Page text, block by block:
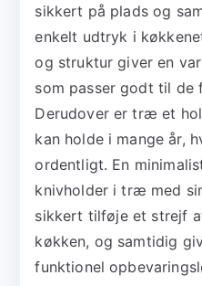
sikkert på plads og
enkelt udtryk i
og struktur giver en
som passer godt til de
Derudover er træ et
kan holde i mange år,
ordentligt. En
knivholder i træ med
sikkert tilføje et strejf
køkken, og samtidig
funktionel